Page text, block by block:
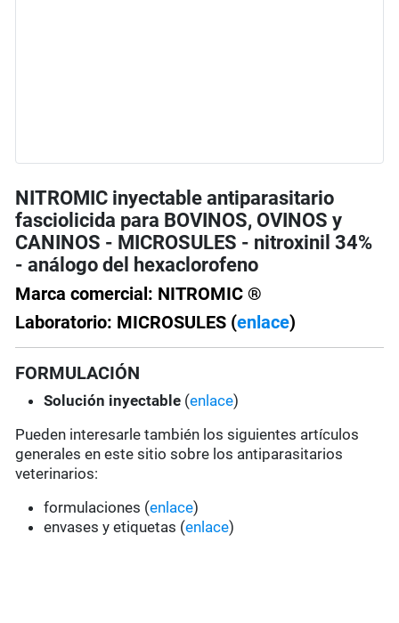
NITROMIC inyectable antiparasitario
fasciolicida para BOVINOS, OVINOS y
CANINOS - MICROSULES - nitroxinil 34%
- análogo del hexaclorofeno
Marca comercial: NITROMIC ®
Laboratorio: MICROSULES (enlace)
FORMULACIÓN
Solución inyectable (enlace)
Pueden interesarle también los siguientes artículos
generales en este sitio sobre los antiparasitarios
veterinarios:
formulaciones (enlace)
envases y etiquetas (enlace)